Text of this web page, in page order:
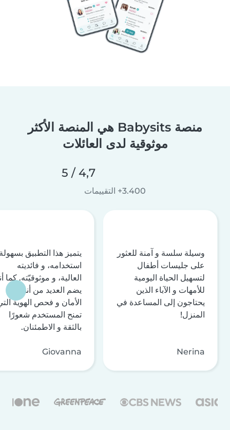
منصة Babysits هي المنصة الأكثر
موثوقية لدى العائلات
4,7 / 5
3.400+ التقييمات
وسيلة سلسة و آمنة للعثور
على جليسات أطفال
لتسهيل الحياة اليومية
للأمهات و الآباء الذين
يحتاجون إلى المساعدة في
المنزل!
Nerina
يتميز هذا التطبيق
استخدامه، و فائديته
العالية، و موثوقيّته. كما
يضم العديد من أنظمة
الأمان و فحص الهوية
تمنح المستخدم شعورًا
بالثقة و الاطمئنان.
Giovanna